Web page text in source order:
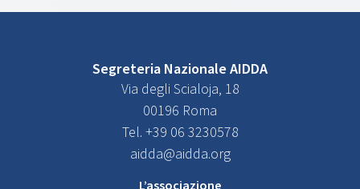
Segreteria Nazionale AIDDA
Via degli Scialoja, 18
00196 Roma
Tel. +39 06 3230578
aidda@aidda.org